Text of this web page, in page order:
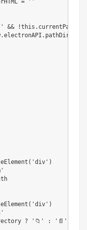
= ''
&&
? '📁' : '📄'